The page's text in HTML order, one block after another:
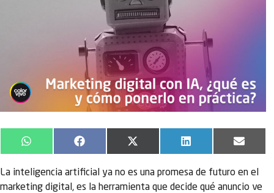
WhatsApp Facebook
X
(Twitter)
LinkedIn Email
La inteligencia artificial ya no es una promesa de futuro en el
marketing digital, es la herramienta que decide qué anuncio ve